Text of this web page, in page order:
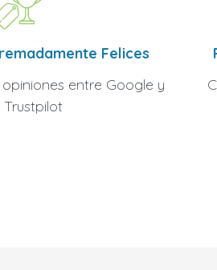
Felices
entre Google y
Trustpilot